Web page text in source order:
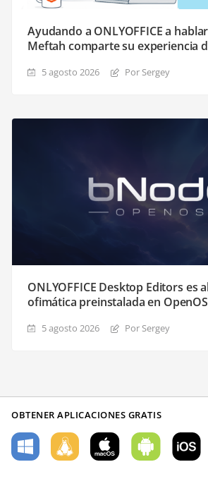
Ayudando a ONLYOFFICE a
Meftah comparte su experiencia
5 agosto 2026 Por Sergey
ONLYOFFICE Desktop Editors es
ofimática preinstalada en
5 agosto 2026 Por Sergey
OBTENER APLICACIONES GRATIS